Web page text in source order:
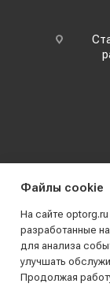
2019 -
Файлы cookie
На сайте
разработанные
для анализа
улучшать
Продолжая